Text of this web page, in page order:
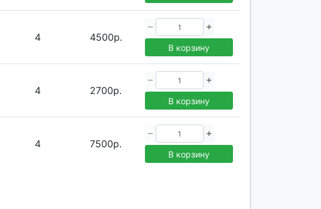
4 4500р.
В корзину
4 2700р.
В корзину
4 7500р.
В корзину